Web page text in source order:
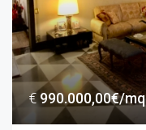
€ 990.000,00€/mq